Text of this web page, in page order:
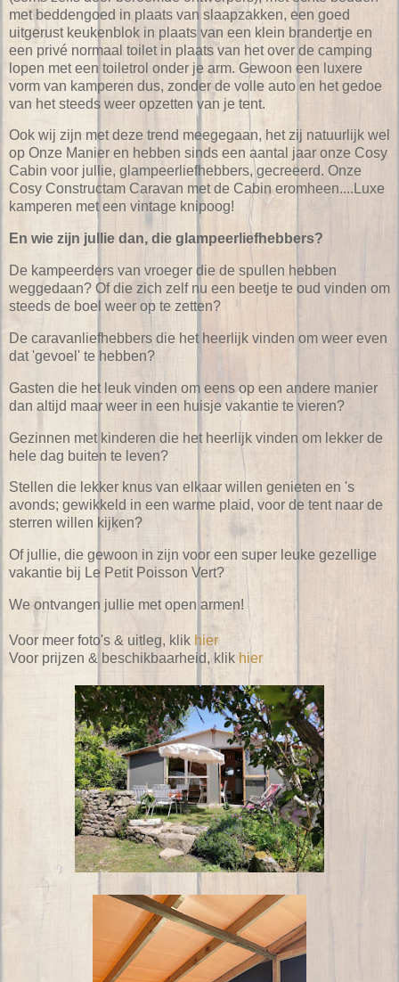
met beddengoed in plaats van slaapzakken, een goed
uitgerust keukenblok in plaats van een klein brandertje en
een privé normaal toilet in plaats van het over de camping
lopen met een toiletrol onder je arm. Gewoon een luxere
vorm van kamperen dus, zonder de volle auto en het gedoe
van het steeds weer opzetten van je tent.
Ook wij zijn met deze trend meegegaan, het zij natuurlijk wel
op Onze Manier en hebben sinds een aantal jaar onze Cosy
Cabin voor jullie, glampeerliefhebbers, gecreeerd. Onze
Cosy Constructam Caravan met de Cabin eromheen....Luxe
kamperen met een vintage knipoog!
En wie zijn jullie dan, die glampeerliefhebbers?
De kampeerders van vroeger die de spullen hebben
weggedaan? Of die zich zelf nu een beetje te oud vinden om
steeds de boel weer op te zetten?
De caravanliefhebbers die het heerlijk vinden om weer even
dat 'gevoel' te hebben?
Gasten die het leuk vinden om eens op een andere manier
dan altijd maar weer in een huisje vakantie te vieren?
Gezinnen met kinderen die het heerlijk vinden om lekker de
hele dag buiten te leven?
Stellen die lekker knus van elkaar willen genieten en 's
avonds; gewikkeld in een warme plaid, voor de tent naar de
sterren willen kijken?
Of jullie, die gewoon in zijn voor een super leuke gezellige
vakantie bij Le Petit Poisson Vert?
We ontvangen jullie met open armen!
Voor meer foto's & uitleg, klik hier
Voor prijzen & beschikbaarheid, klik hier